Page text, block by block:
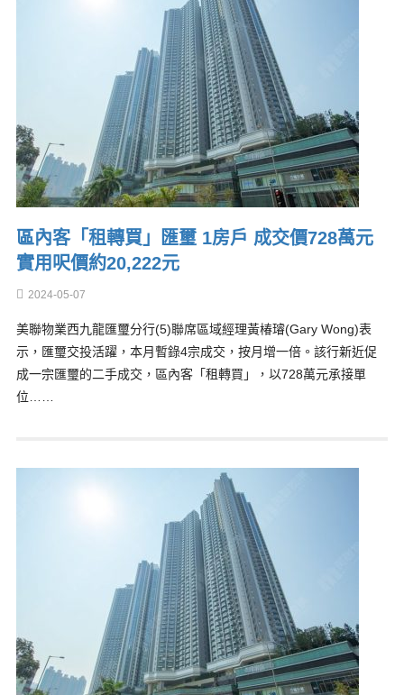
區內客「租轉買」匯璽 1房戶 成交價728萬元
實用呎價約20,222元
2024-05-07
美聯物業西九龍匯璽分行(5)聯席區域經理黃椿璿(Gary Wong)表
示，匯璽交投活躍，本月暫錄4宗成交，按月增一倍。該行新近促
成一宗匯璽的二手成交，區內客「租轉買」，以728萬元承接單
位……